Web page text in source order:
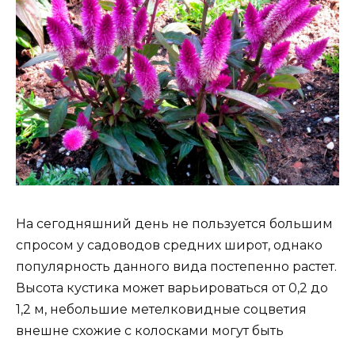
На сегодняшний день не пользуется большим
спросом у садоводов средних широт, однако
популярность данного вида постепенно растет.
Высота кустика может варьироваться от 0,2 до
1,2 м, небольшие метелковидные соцветия
внешне схожие с колосками могут быть